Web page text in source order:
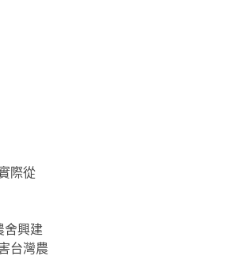
際從
舍興建
台灣農